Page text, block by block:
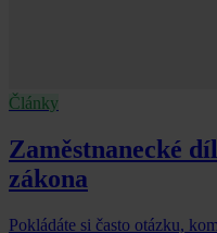
Články
Zaměstnanecké
zákona
Pokládáte si často otázku,